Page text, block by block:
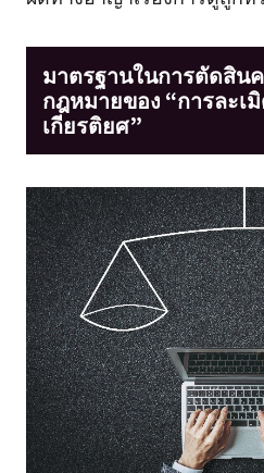
มาตรฐานในการตัดสิน
กฎหมายของ “การละเ
เกียรติยศ”